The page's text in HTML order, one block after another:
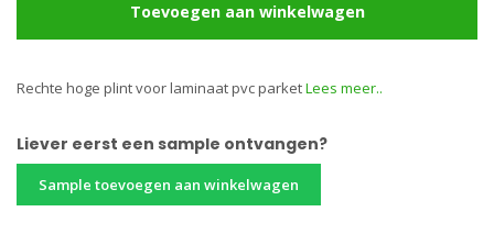
Toevoegen aan winkelwagen
Rechte hoge plint voor laminaat pvc parketLees meer..
Liever eerst een sample ontvangen?
Sample toevoegen aan winkelwagen